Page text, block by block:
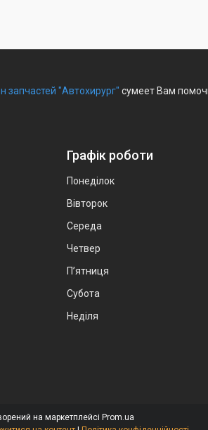
запчастей "Автохирург" сумеет Вам
Графік роботи
Понеділок
Вівторок
Середа
Четвер
Пʼятниця
Субота
Неділя
на маркетплейсі Prom.ua